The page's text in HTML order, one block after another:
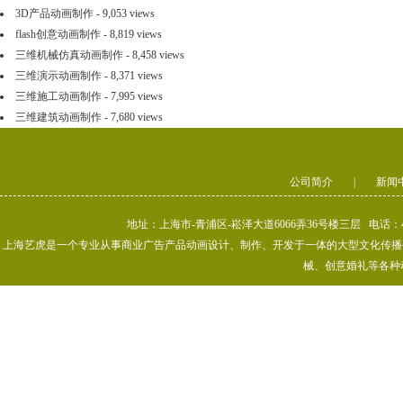
3D产品动画制作 - 9,053 views
flash创意动画制作 - 8,819 views
三维机械仿真动画制作 - 8,458 views
三维演示动画制作 - 8,371 views
三维施工动画制作 - 7,995 views
三维建筑动画制作 - 7,680 views
公司简介 新闻
地址：上海市-青浦区-崧泽大道6066弄36号楼三层 电话
上海艺虎是一个专业从事商业广告产品动画设计、制作、开发于一体的大型文化传
械、创意婚礼等各